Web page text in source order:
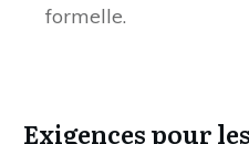
formelle.